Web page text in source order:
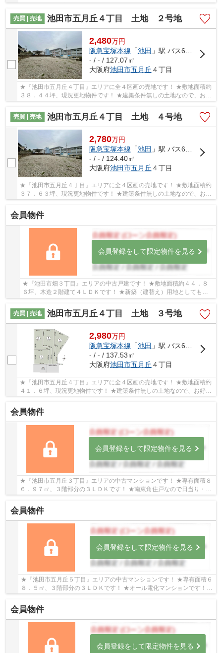
売買 | 売地
池田市五月丘４丁目 土地 ２号地
2,480万円
阪急宝塚本線 「池田 」駅 バス6分 「渋谷中学校前」 停歩3分
- / - / 127.07㎡
大阪府池田市五月丘 ４丁目
★『池田市五月丘４丁目』エリアに全４区画の売地です！ ★敷地面積約
３８．４４坪、現況更地物件です！ ★建築条件無しの土地なので、お好
売買 | 売地
池田市五月丘４丁目 土地 ４号地
2,780万円
阪急宝塚本線 「池田 」駅 バス6分 「渋谷中学校前」 停歩3分
- / - / 124.40㎡
大阪府池田市五月丘 ４丁目
★『池田市五月丘４丁目』エリアに全４区画の売地です！ ★敷地面積約
３７．６３坪、現況更地物件です！ ★建築条件無しの土地なので、お好
きなハウスメーカー・工務店で建築可能です！
会員物件
会員登録をして限定物件を見る
★『池田市畑３丁目』エリアの中古戸建です！ ★敷地面積約４４．８
６坪、木造２階建て４ＬＤＫです！ ★新築（建替え）用地としてもご
検討下さい！
売買 | 売地
池田市五月丘４丁目 土地 ３号地
2,980万円
阪急宝塚本線 「池田 」駅 バス6分 「渋谷中学校前」 停歩3分
- / - / 137.53㎡
大阪府池田市五月丘 ４丁目
★『池田市五月丘４丁目』エリアに全４区画の売地です！ ★敷地面積約
４１．６坪、現況更地物件です！ ★建築条件無しの土地なので、お好き
会員物件
会員登録をして限定物件を見る
★『池田市五月丘３丁目』エリアの中古マンションです！ ★専有面積８
６．９７㎡、３階部分の３ＬＤＫです！ ★南東角住戸なので日当り・通
会員物件
会員登録をして限定物件を見る
★『池田市五月丘５丁目』エリアの中古マンションです！ ★専有面積６
８．５㎡、３階部分の３ＬＤＫです！ ★オール電化マンションです！
★令和７年フルリフォーム済です！
会員物件
会員登録をして限定物件を見る